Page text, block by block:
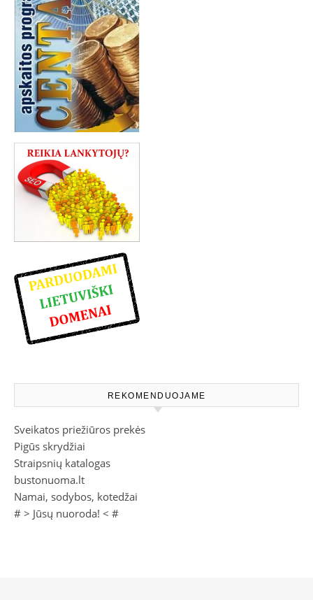
REKOMENDUOJAME
Sveikatos priežiūros prekės
Pigūs skrydžiai
Straipsnių katalogas
bustonuoma.lt
Namai, sodybos, kotedžai
# > Jūsų nuoroda! < #